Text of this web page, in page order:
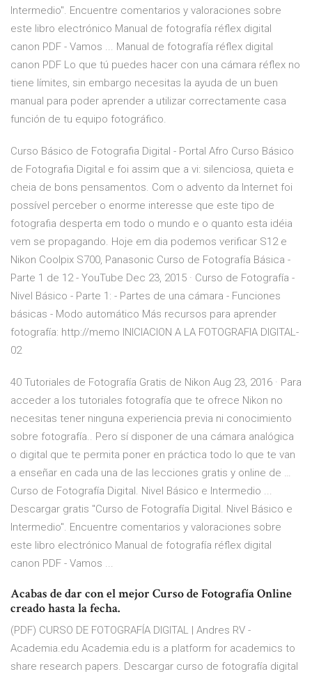
Intermedio". Encuentre comentarios y valoraciones sobre
este libro electrónico Manual de fotografía réflex digital
canon PDF - Vamos ... Manual de fotografía réflex digital
canon PDF Lo que tú puedes hacer con una cámara réflex no
tiene límites, sin embargo necesitas la ayuda de un buen
manual para poder aprender a utilizar correctamente casa
función de tu equipo fotográfico.
Curso Básico de Fotografia Digital - Portal Afro Curso Básico
de Fotografia Digital e foi assim que a vi: silenciosa, quieta e
cheia de bons pensamentos. Com o advento da Internet foi
possível perceber o enorme interesse que este tipo de
fotografia desperta em todo o mundo e o quanto esta idéia
vem se propagando. Hoje em dia podemos verificar S12 e
Nikon Coolpix S700, Panasonic Curso de Fotografía Básica -
Parte 1 de 12 - YouTube Dec 23, 2015 · Curso de Fotografía -
Nivel Básico - Parte 1: - Partes de una cámara - Funciones
básicas - Modo automático Más recursos para aprender
fotografía: http://memo INICIACION A LA FOTOGRAFIA DIGITAL-
02
40 Tutoriales de Fotografía Gratis de Nikon Aug 23, 2016 · Para
acceder a los tutoriales fotografía que te ofrece Nikon no
necesitas tener ninguna experiencia previa ni conocimiento
sobre fotografía.. Pero sí disponer de una cámara analógica
o digital que te permita poner en práctica todo lo que te van
a enseñar en cada una de las lecciones gratis y online de …
Curso de Fotografía Digital. Nivel Básico e Intermedio ...
Descargar gratis "Curso de Fotografía Digital. Nivel Básico e
Intermedio". Encuentre comentarios y valoraciones sobre
este libro electrónico Manual de fotografía réflex digital
canon PDF - Vamos ...
Acabas de dar con el mejor Curso de Fotografía Online
creado hasta la fecha.
(PDF) CURSO DE FOTOGRAFÍA DIGITAL | Andres RV -
Academia.edu Academia.edu is a platform for academics to
share research papers. Descargar curso de fotografía digital